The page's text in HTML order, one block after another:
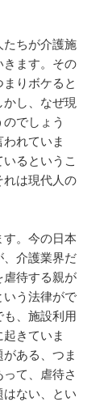
ちが介護施
ます。その
りボケると
し、なぜ現
でしょう
れていま
るというこ
れは現代人の
。今の日本
介護業界だ
待する親が
う法律がで
、施設利用
きていま
ある、つま
て、虐待さ
ない、とい